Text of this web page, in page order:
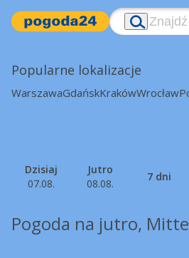
Popularne lokalizacje
WarszawaGdańskKrakówWrocław
Dzisiaj
07.08.
Jutro
08.08.
7 dni
Pogoda na jutro,